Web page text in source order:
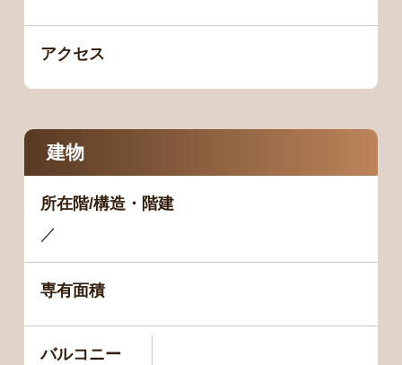
アクセス
建物
所在階/構造・階建
／
専有面積
バルコニー